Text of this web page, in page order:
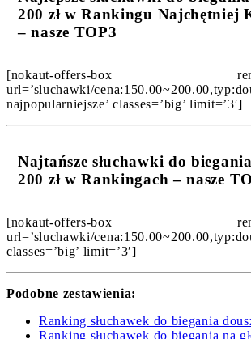
200 zł w Rankingu Najchętniej
– nasze TOP3
[nokaut-offers-box
url=’sluchawki/
najpopularniejsze’ classes=’big’ limit=’3′]
Najtańsze słuchawki do
200 zł w Rankingach – nasze
[nokaut-offers-box
url=’sluchawki/
classes=’big’ limit=’3′]
Podobne zestawienia:
Ranking słuchawek do biegania
Ranking słuchawek do biegania na